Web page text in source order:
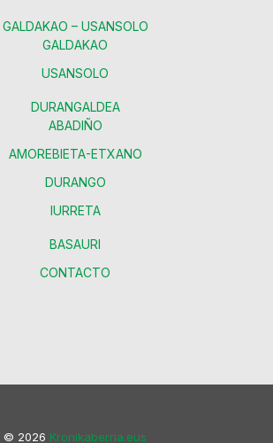
GALDAKAO – USANSOLO
GALDAKAO
USANSOLO
DURANGALDEA
ABADIÑO
AMOREBIETA-ETXANO
DURANGO
IURRETA
BASAURI
CONTACTO
© 2026 Kronikaberria.eus